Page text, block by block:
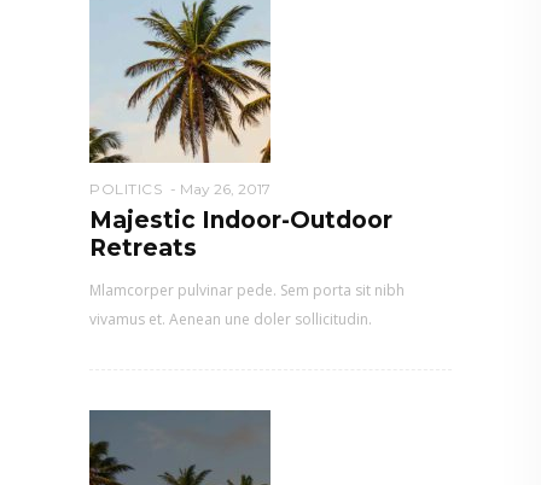
POLITICS May 26, 2017
Majestic Indoor-Outdoor
Retreats
Mlamcorper pulvinar pede. Sem porta sit nibh
vivamus et. Aenean une doler sollicitudin.